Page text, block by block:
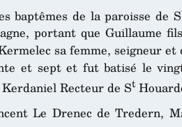
baptêmes de la paroisse de S
portant que Guillaume
sa femme, seigneur
et sept et fut batisé le
Recteur de St
Le Drenec de Tredern,